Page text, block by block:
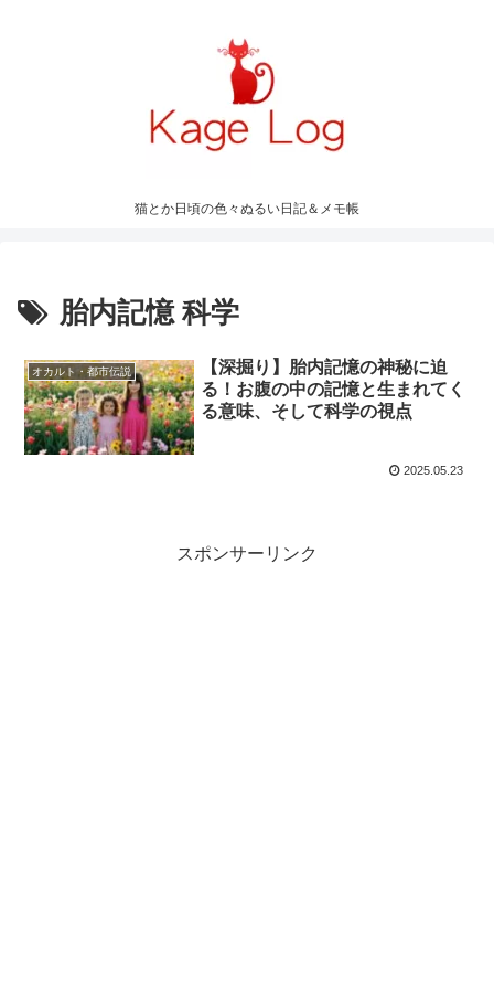
猫とか日頃の色々ぬるい日記＆メモ帳
胎内記憶 科学
オカルト・都市伝説
【深掘り】胎内記憶の神秘に迫
る！お腹の中の記憶と生まれてく
る意味、そして科学の視点
2025.05.23
スポンサーリンク